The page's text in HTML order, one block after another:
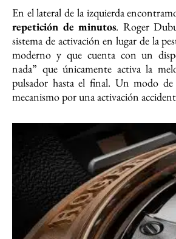
En el lateral de la izquierda
repetición de minutos. Roger
sistema de activación en lugar de la
moderno y que cuenta con un
nada” que únicamente activa la
pulsador hasta el final. Un modo
mecanismo por una activación